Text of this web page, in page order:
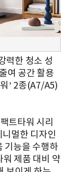
력한 청소 성
여 공간 활용
’ 2종(A7/A5)
트타워 시리
멀한 디자인
기능을 수행하
제품 대비 약